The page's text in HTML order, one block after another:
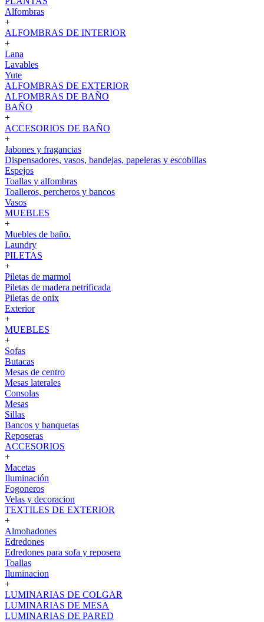
Alfombras
+
ALFOMBRAS DE INTERIOR
+
Lana
Lavables
Yute
ALFOMBRAS DE EXTERIOR
ALFOMBRAS DE BAÑO
BAÑO
+
ACCESORIOS DE BAÑO
+
Jabones y fragancias
Dispensadores, vasos, bandejas, papeleras y escobillas
Espejos
Toallas y alfombras
Toalleros, percheros y bancos
Vasos
MUEBLES
+
Muebles de baño.
Laundry
PILETAS
+
Piletas de marmol
Piletas de madera petrificada
Piletas de onix
Exterior
+
MUEBLES
+
Sofas
Butacas
Mesas de centro
Mesas laterales
Consolas
Mesas
Sillas
Bancos y banquetas
Reposeras
ACCESORIOS
+
Macetas
Iluminación
Fogoneros
Velas y decoracion
TEXTILES DE EXTERIOR
+
Almohadones
Edredones
Edredones para sofa y reposera
Toallas
Iluminacion
+
LUMINARIAS DE COLGAR
LUMINARIAS DE MESA
LUMINARIAS DE PARED